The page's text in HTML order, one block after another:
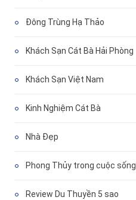
Đông Trùng Hạ Thảo
Khách Sạn Cát Bà Hải Phòng
Khách Sạn Việt Nam
Kinh Nghiệm Cát Bà
Nhà Đẹp
Phong Thủy trong cuộc sống
Review Du Thuyền 5 sao